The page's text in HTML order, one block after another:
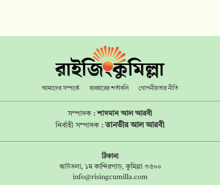
আমাদের সম্পর্কে ব্যবহারের শর্তাবলি গোপনীয়তার নীতি
সম্পাদক :শাদমান আল আরবী
নির্বাহী সম্পাদক : তানভীর আল আরবী
ঠিকানা
ঝাউতলা, ১ম কান্দিরপাড়, কুমিল্লা ৩৫০০
info@risingcumilla.com